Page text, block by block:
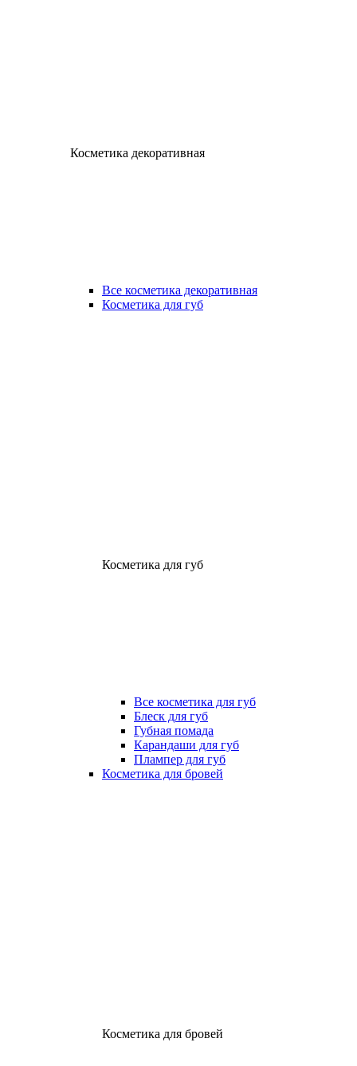
Косметика декоративная
Все косметика декоративная
Косметика для губ
Косметика для губ
Все косметика для губ
Блеск для губ
Губная помада
Карандаши для губ
Плампер для губ
Косметика для бровей
Косметика для бровей